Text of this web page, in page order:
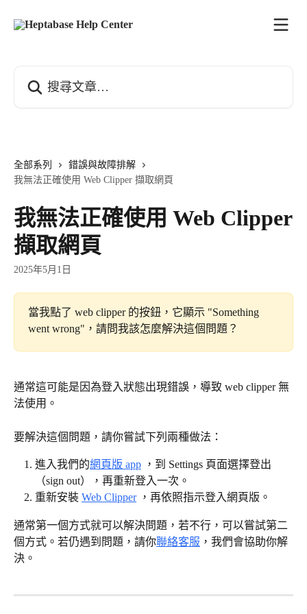
全部系列
錯誤與故障排解
我無法正確使用 Web Clipper 擷取網頁
我無法正確使用 Web Clipper
擷取網頁
2025年5月1日
當我點了 web clipper 的按鈕，它顯示 "Something
went wrong"，請問我該怎麼解決這個問題？
通常這可能是因為登入狀態出現錯誤，導致 web clipper 無
法使用。
要解決這個問題，請你嘗試下列兩種做法：
進入我們的網頁版 app ，到 Settings 頁面選擇登出
（sign out），再重新登入一次。
重新安裝 Web Clipper ，再依照指示登入網頁版。
通常第一個方式就可以解決問題，若不行，可以嘗試第二
個方式。若仍遇到問題，請你聯絡客服 ，我們會協助你解
決。